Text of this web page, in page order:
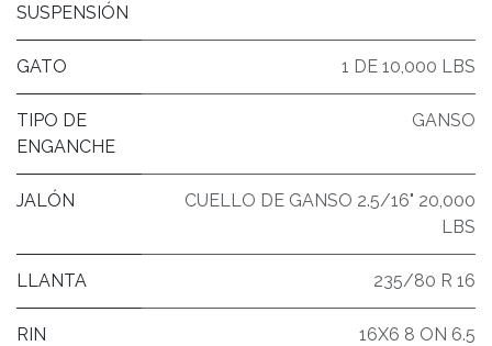
SUSPENSIÓN
GATO 1 DE 10,000 LBS
TIPO DE
ENGANCHE
GANSO
JALÓN
CUELLO DE GANSO 2.5/16" 20,000
LBS
LLANTA 235/80 R 16
RIN 16X6 8 ON 6.5